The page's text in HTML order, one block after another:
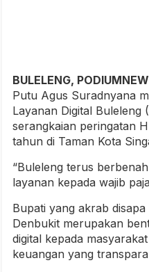
BULELENG,
Putu Agus Suradnyana
Layanan Digital Buleleng
serangkaian peringatan
tahun di Taman Kota
“Buleleng terus
layanan kepada wajib
Bupati yang akrab
Denbukit merupakan
digital kepada
keuangan yang